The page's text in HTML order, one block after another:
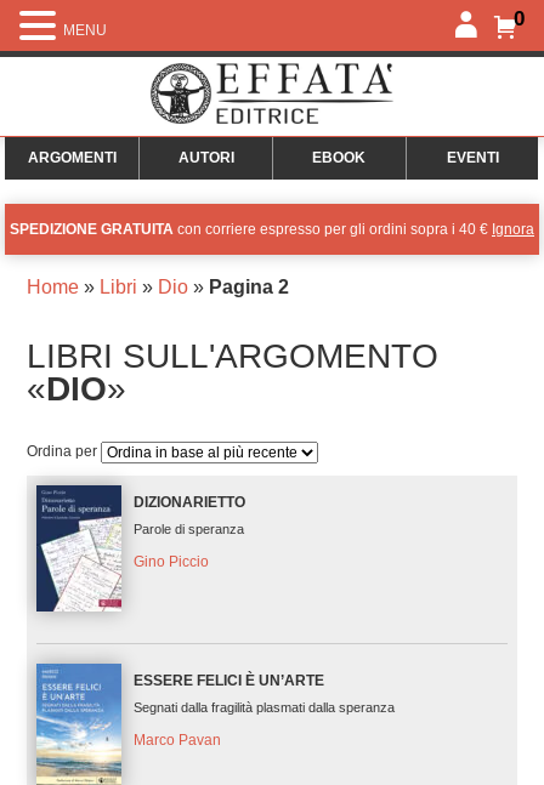
0
ARGOMENTI AUTORI EBOOK EVENTI
SPEDIZIONE GRATUITA con corriere espresso per gli ordini sopra i 40 € Ignora
Home» Libri » Dio» Pagina 2
LIBRI SULL'ARGOMENTO
«DIO»
Ordina per
DIZIONARIETTO
Parole di speranza
Gino Piccio
ESSERE FELICI È UN’ARTE
Segnati dalla fragilità plasmati dalla speranza
Marco Pavan
MENU